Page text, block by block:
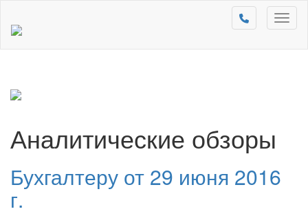
Аналитические обзоры
Бухгалтеру от 29 июня 2016
г.